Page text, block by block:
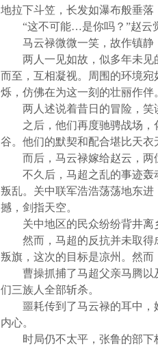
地拉下斗笠，长发如瀑布般垂落
“这不可能…是你吗？ ”赵云
马云禄微微一笑，故作镇静
两人一见如故，似多年未
而至，互相凝视。周围的环境
烁，仿佛在为这一刻的壮丽作伴
两人述说着昔日的冒险，笑
之后，他们再度驰骋战场
谷。他们的默契和配合堪比天衣
而后，马云禄嫁给赵云，两
不久后，马超之乱的事迹
叛乱。关中联军浩浩荡荡地东
撼，剑指天空。
关中地区的民众纷纷背井离
然而，马超的反抗并未取
叛旗，这次的目标是凉州。然而
曹操抓捕了马超父亲马腾
们三族人全部斩杀。
噩耗传到了马云禄的耳中
内心。
时局仍不太平，张鲁的部